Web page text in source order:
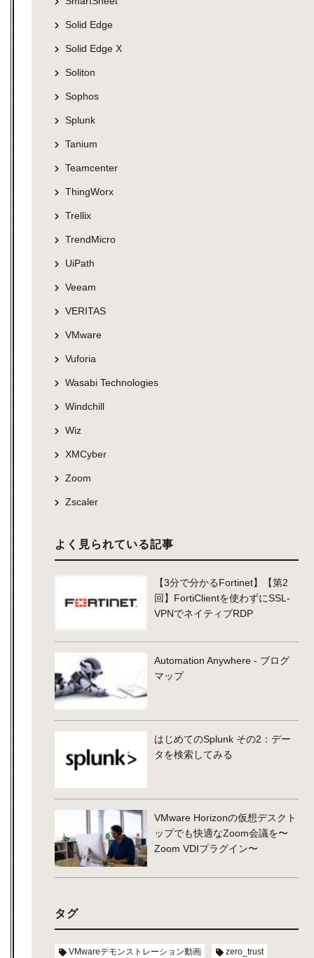
Solid Edge
Solid Edge X
Soliton
Sophos
Splunk
Tanium
Teamcenter
ThingWorx
Trellix
TrendMicro
UiPath
Veeam
VERITAS
VMware
Vuforia
Wasabi Technologies
Windchill
Wiz
XMCyber
Zoom
Zscaler
よく見られている記事
【3分で分かるFortinet】【第2
回】FortiClientを使わずにSSL-
VPNでネイティブRDP
Automation Anywhere - ブログ
マップ
はじめてのSplunk その2：デー
タを検索してみる
VMware Horizonの仮想デスクト
ップでも快適なZoom会議を〜
Zoom VDIプラグイン〜
タグ
VMwareデモンストレーション動画 zero_trust